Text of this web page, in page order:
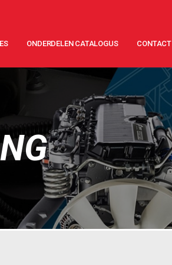
ONDERDELEN CATALOGUS CONTACT